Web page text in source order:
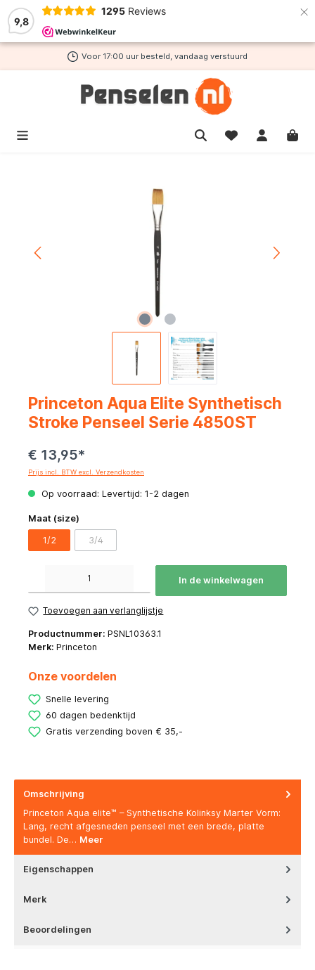
9,8
1295 Reviews ×
hoofdinhoud
Voor 17:00 uur besteld, vandaag verstuurd
Princeton Aqua Elite Synthetisch
Stroke Penseel Serie 4850ST
€ 13,95*
Prijs incl. BTW excl. Verzendkosten
Op voorraad: Levertijd: 1-2 dagen
Maat (size)
1/2 3/4
In de winkelwagen
Toevoegen aan verlanglijstje
Productnummer: PSNL10363.1
Merk: Princeton
Onze voordelen
Snelle levering
60 dagen bedenktijd
Gratis verzending boven € 35,-
Omschrijving
Princeton Aqua elite™ – Synthetische Kolinksy Marter Vorm:
Lang, recht afgesneden penseel met een brede, platte
bundel. De… Meer
Eigenschappen
Merk
Beoordelingen